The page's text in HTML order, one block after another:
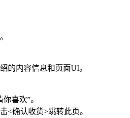
的内容信息和页面UI。
喜欢”。
<确认收货>跳转此页。